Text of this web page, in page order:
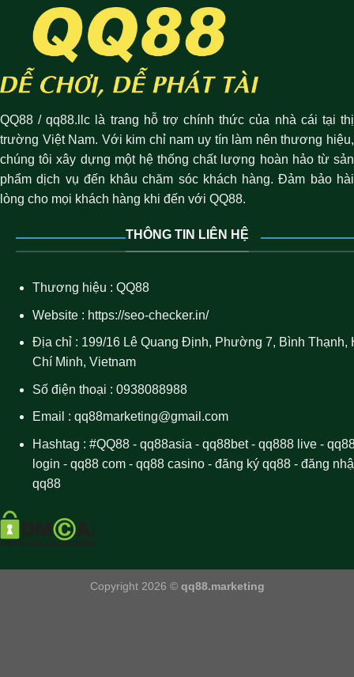
QQ88 / qq88.llc là trang hỗ trợ chính thức của nhà cái tại thị
trường Việt Nam. Với kim chỉ nam uy tín làm nên thương hiệu,
chúng tôi xây dựng một hệ thống chất lượng hoàn hảo từ sản
phẩm dịch vụ đến khâu chăm sóc khách hàng. Đảm bảo hài
lòng cho mọi khách hàng khi đến với QQ88.
THÔNG TIN LIÊN HỆ
Thương hiệu : QQ88
Website : https://seo-checker.in/
Địa chỉ : 199/16 Lê Quang Định, Phường 7, Bình Thạnh,
Chí Minh, Vietnam
Số điện thoại : 0938088988
Email : qq88marketing@gmail.com
Hashtag : #QQ88 - qq88asia - qq88bet - qq888 live -
login - qq88 com - qq88 casino - đăng ký qq88 - đăng
qq88
Copyright 2026 © qq88.marketing